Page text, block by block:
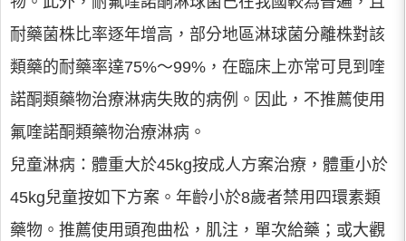
耐藥菌株比率逐年增高，部分地區淋球菌分離株對該
類藥的耐藥率達75%～99%，在臨床上亦常可見到喹
諾酮類藥物治療淋病失敗的病例。因此，不推薦使用
氟喹諾酮類藥物治療淋病。
兒童淋病：體重大於45kg按成人方案治療，體重小於
45kg兒童按如下方案。年齡小於8歲者禁用四環素類
藥物。推薦使用頭孢曲松，肌注，單次給藥；或大觀